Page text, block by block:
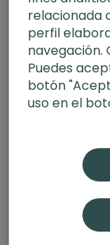
Yoga
relacionada
perfil
navegación.
Puedes
botón
uso en el